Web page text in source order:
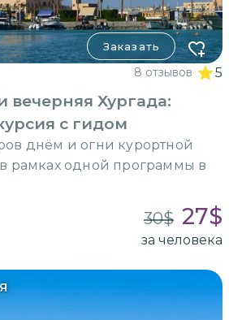
Заказать
8 отзывов 5
вечерняя Хургада:
с гидом
днём и огни курортной
рамках одной программы в
30$ 27$
за человека